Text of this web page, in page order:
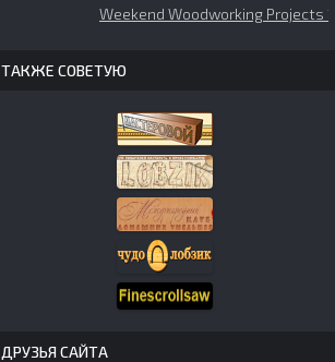
Weekend Woodworking Projects
ТАКЖЕ СОВЕТУЮ
ДРУЗЬЯ САЙТА